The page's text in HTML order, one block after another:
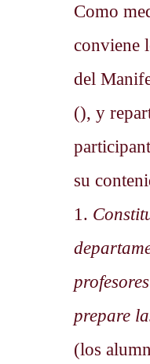
Como
conviene
del
(), y
su
1.
prepare
(los